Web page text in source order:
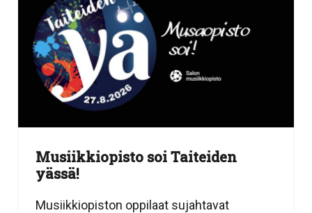
Musiikkiopisto soi Taiteiden
yässä!
Musiikkiopiston oppilaat sujahtavat